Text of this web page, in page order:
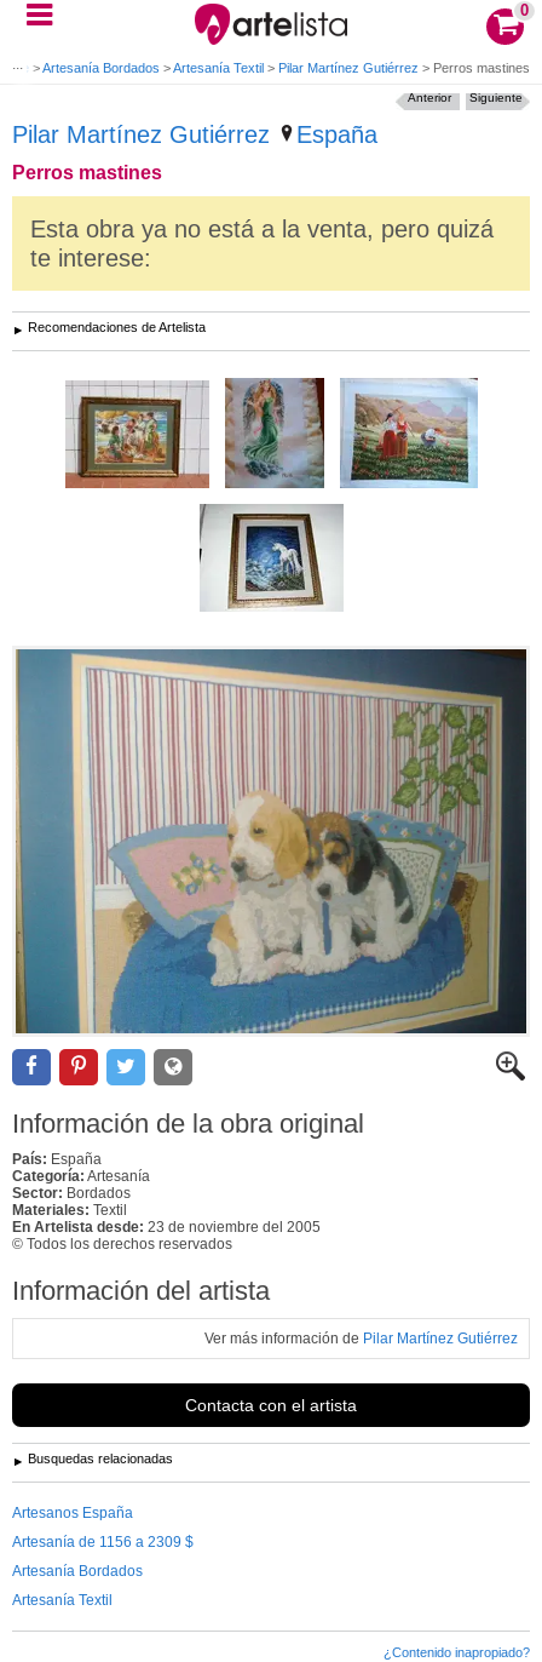
0
arte >Artesanía Bordados >Artesanía Textil > Pilar Martínez Gutiérrez > Perros mastines
Pilar Martínez Gutiérrez España
Perros mastines
Siguiente
Anterior
Esta obra ya no está a la venta, pero quizá
te interese:
Recomendaciones de Artelista
Información de la obra original
País: España
Categoría: Artesanía
Sector: Bordados
Materiales: Textil
En Artelista desde: 23 de noviembre del 2005
© Todos los derechos reservados
Información del artista
Ver más información de Pilar Martínez Gutiérrez
Contacta con el artista
Busquedas relacionadas
Artesanos España
Artesanía de 1156 a 2309 $
Artesanía Bordados
Artesanía Textil
¿Contenido inapropiado?